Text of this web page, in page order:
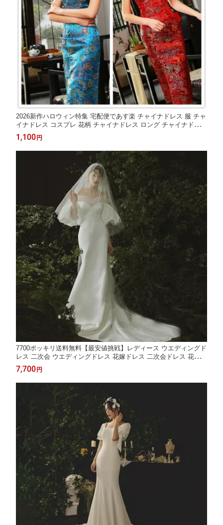
2026新作ハロウィン特集 宅配便であす楽 チャイナドレス 服 チャ
イナドレス コスプレ 花柄 チャイナドレス ロング チャイナドレス
半袖 コスチューム ハロウィン S〜XXXL大きサイズ 6色 ワンピー
ス ドレス
1,100 円
7700ポッキリ送料無料【最安値挑戦】レディース ウエディングド
レス 二次会 ウエディングドレス 花嫁ドレス 二次会ドレス 花嫁
ドレス オフショルダー オフショル ウエディングドレス 前撮り
7,700 円